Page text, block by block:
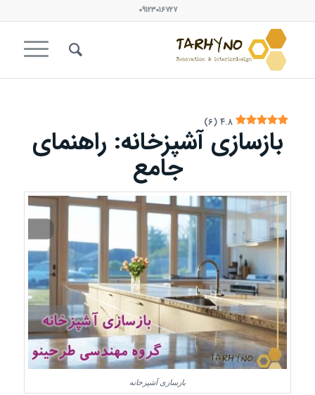
۰۹۱۲۳۰۱۶۷۲۷
۴.۸ (۶)
بازسازی آشپزخانه: راهنمای
جامع
بازسازی آشپزخانه